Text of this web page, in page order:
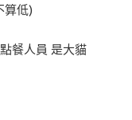
算低)
餐人員 是大貓